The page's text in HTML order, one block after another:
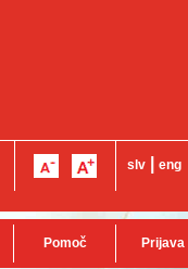
slv eng
Pomoč Prijava